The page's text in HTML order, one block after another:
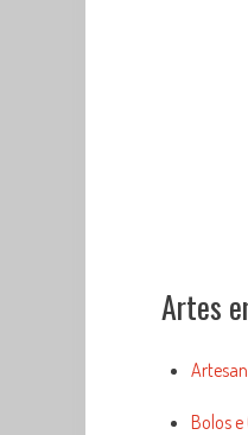
Artes
Bolos e